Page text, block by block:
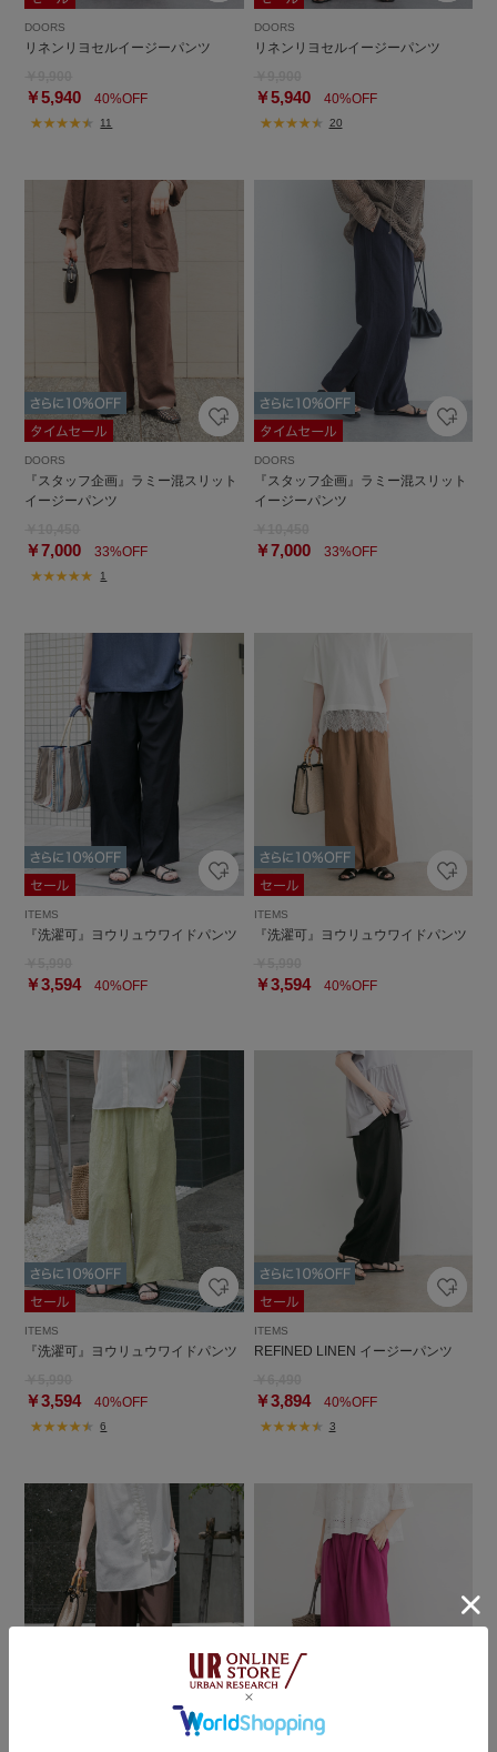
DOORS
リネンリヨセルイージーパンツ
￥5,940 40%OFF
11
DOORS
リネンリヨセルイージーパンツ
￥5,94040%OFF
20
DOORS
『スタッフ企画』ラミー混スリット
イージーパンツ
￥7,000 33%OFF
1
DOORS
『スタッフ企画』ラミー混スリット
イージーパンツ
￥7,00033%OFF
ITEMS
『洗濯可』ヨウリュウワイドパンツ
￥3,59440%OFF
ITEMS
『洗濯可』ヨウリュウワイドパンツ
￥3,59440%OFF
ITEMS
『洗濯可』ヨウリュウワイドパンツ
￥3,59440%OFF
6
ITEMS
REFINED LINEN イージーパンツ
￥3,89440%OFF
3